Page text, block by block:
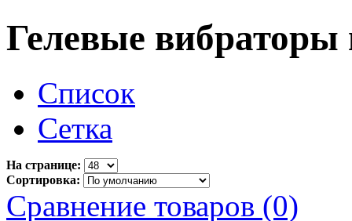
Гелевые вибраторы
Список
Сетка
На странице:
Сортировка:
Сравнение товаров (0)